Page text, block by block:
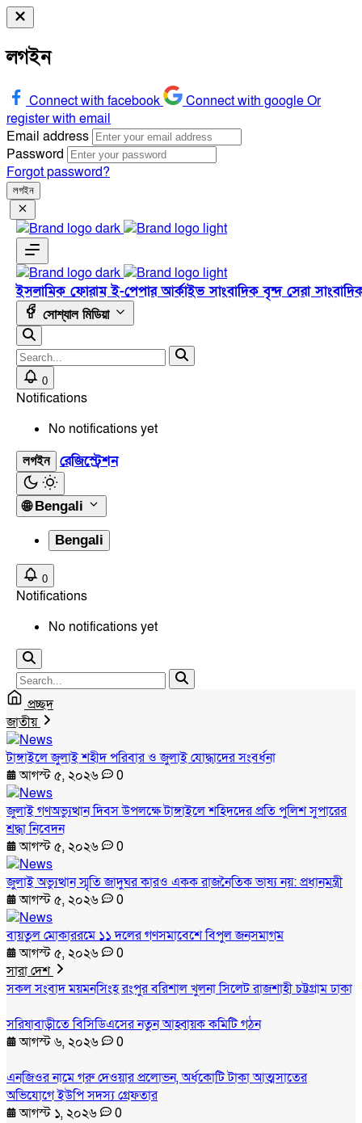
লগইন
Connect with facebook Connect with googleOr
register with email
Email address
Password
Forgot password?
লগইন
ইসলামিক ফোরামই-পেপারআর্কাইভসাংবাদিক বৃন্দসেরা
সোশ্যাল মিডিয়া
0
Notifications
No notifications yet
লগইন রেজিস্ট্রেশন
🌐 Bengali
Bengali
0
Notifications
No notifications yet
প্রচ্ছদ
জাতীয়
টাঙ্গাইলে জুলাই শহীদ পরিবার ও জুলাই যোদ্ধাদের সংবর্ধনা
আগস্ট ৫, ২০২৬
0
জুলাই গণঅভ্যুত্থান দিবস উপলক্ষে টাঙ্গাইলে শহিদদের প্রতি পুলিশ সুপারের
শ্রদ্ধা নিবেদন
আগস্ট ৫, ২০২৬
0
জুলাই অভ্যুত্থান স্মৃতি জাদুঘর কারও একক রাজনৈতিক ভাষ্য নয়: প্রধানমন্ত্রী
আগস্ট ৫, ২০২৬
0
বায়তুল মোকাররমে ১১ দলের গণসমাবেশে বিপুল জনসমাগম
আগস্ট ৫, ২০২৬
0
সারা দেশ
সকল সংবাদময়মনসিংহরংপুরবরিশালখুলনাসিলেটরাজশাহীচট্টগ্রামঢাকা
সরিষাবাড়ীতে বিসিডিএসের নতুন আহ্বায়ক কমিটি গঠন
আগস্ট ৬, ২০২৬
0
এনজিওর নামে গরু দেওয়ার প্রলোভন, অর্ধকোটি টাকা আত্মসাতের
অভিযোগে ইউপি সদস্য গ্রেফতার
আগস্ট ১, ২০২৬
0